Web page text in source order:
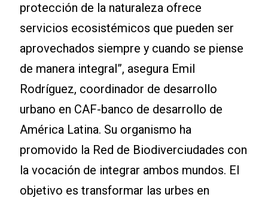
protección de la naturaleza ofrece
servicios ecosistémicos que pueden ser
aprovechados siempre y cuando se piense
de manera integral”, asegura Emil
Rodríguez, coordinador de desarrollo
urbano en CAF-banco de desarrollo de
América Latina. Su organismo ha
promovido la Red de Biodiverciudades con
la vocación de integrar ambos mundos. El
objetivo es transformar las urbes en